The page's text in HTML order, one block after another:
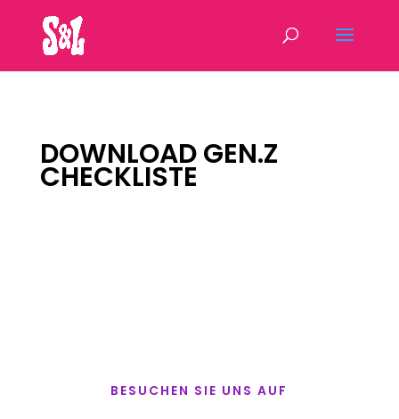
DOWNLOAD GEN.Z
CHECKLISTE
BESUCHEN SIE UNS AUF